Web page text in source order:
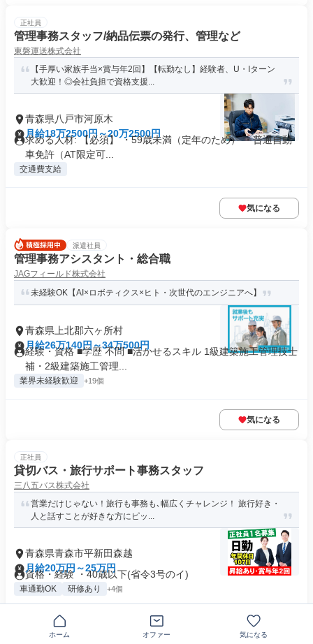
正社員
管理事務スタッフ/納品伝票の発行、管理など
東磐運送株式会社
【手厚い家族手当×賞与年2回】【転勤なし】経験者、U・Iターン
大歓迎！◎会社負担で資格支援...
青森県八戸市河原木
月給18万2500円～20万2500円
求める人材: 【必須】 ・59歳未満（定年のため） ・普通自動
車免許（AT限定可...
交通費支給
気になる
派遣社員
管理事務アシスタント・総合職
JAGフィールド株式会社
未経験OK【AI×ロボティクス×ヒト・次世代のエンジニアへ】
青森県上北郡六ヶ所村
月給26万140円～34万500円
経験・資格 ■学歴 不問 ■活かせるスキル 1級建築施工管理技士
補・2級建築施工管理...
業界未経験歓迎 +19個
気になる
正社員
貸切バス・旅行サポート事務スタッフ
三八五バス株式会社
営業だけじゃない！旅行も事務も､幅広くチャレンジ！ 旅行好き・
人と話すことが好きな方にピッ...
青森県青森市平新田森越
月給20万円～25万円
資格・経験 ・40歳以下(省令3号のイ)
車通勤OK 研修あり +4個
気になる
ホーム オファー 気になる